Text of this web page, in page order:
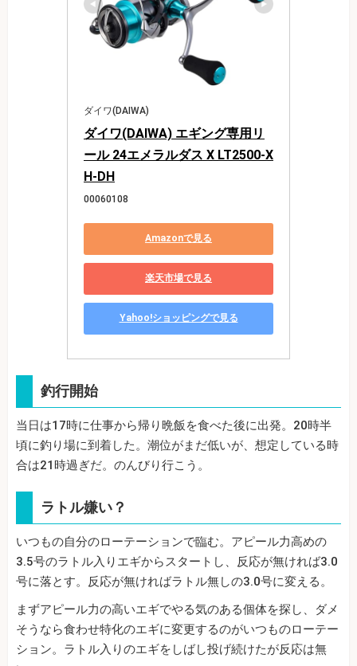
ダイワ(DAIWA)
ダイワ(DAIWA) エギング専用リ
ール 24エメラルダス X LT2500-X
H-DH
00060108
Amazonで見る
楽天市場で見る
Yahoo!ショッピングで見る
釣行開始
当日は17時に仕事から帰り晩飯を食べた後に出発。20時半
頃に釣り場に到着した。潮位がまだ低いが、想定している時
合は21時過ぎだ。のんびり行こう。
ラトル嫌い？
いつもの自分のローテーションで臨む。アピール力高めの
3.5号のラトル入りエギからスタートし、反応が無ければ3.0
号に落とす。反応が無ければラトル無しの3.0号に変える。
まずアピール力の高いエギでやる気のある個体を探し、ダメ
そうなら食わせ特化のエギに変更するのがいつものローテー
ション。ラトル入りのエギをしばし投げ続けたが反応は無